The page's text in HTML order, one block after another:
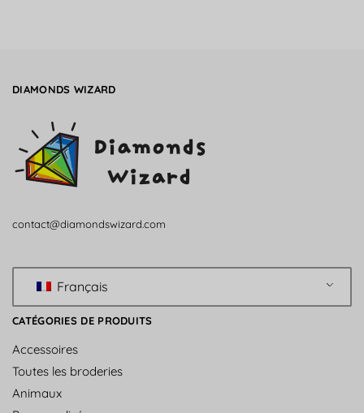
DIAMONDS WIZARD
contact@diamondswizard.com
Français
CATÉGORIES DE PRODUITS
Accessoires
Toutes les broderies
Animaux